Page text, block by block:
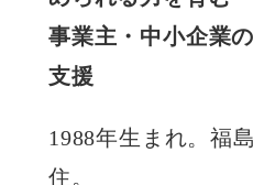
事業主・中小企業
支援
1988年生まれ。福
住。